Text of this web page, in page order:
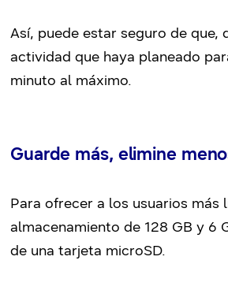
Así, puede estar seguro de que,
actividad que haya planeado
minuto al máximo.
Guarde más, elimine
Para ofrecer a los usuarios
almacenamiento de 128 GB y 6
de una tarjeta microSD.